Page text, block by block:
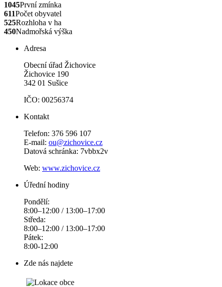
1045První zmínka
611Počet obyvatel
525Rozhloha v ha
450Nadmořská výška
Adresa
Obecní úřad Žichovice
Žichovice 190
342 01 Sušice
IČO: 00256374
Kontakt
Telefon: 376 596 107
E-mail: ou@zichovice.cz
Datová schránka: 7vbbx2v
Web: www.zichovice.cz
Úřední hodiny
Pondělí:
8:00–12:00 / 13:00–17:00
Středa:
8:00–12:00 / 13:00–17:00
Pátek:
8:00-12:00
Zde nás najdete